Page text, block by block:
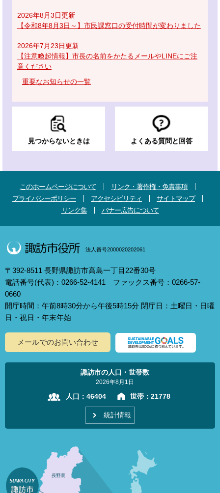
2026年8月3日更新
【令和8年8月3日～】市民課窓口の受付時間が変わりました
2026年7月23日更新
【注意喚起情報】市長の名前をかたるメールやLINEにご注
意ください
重要なお知らせの一覧
見つからないときは よくある質問と回答
このホームページについて
リンク・著作権・免責事項
プライバシーポリシー
アクセシビリティ
サイトマップ
リンク集
バナー広告について
法人番号2000020202061
〒392-8511 長野県諏訪市高島一丁目22番30号
電話番号(代表)：0266-52-4141 ファックス番号：0266-57-
0660
開庁時間：午前8時30分から午後5時15分 閉庁日：土曜日・日曜
日・祝日・年末年始
メールでのお問い合わせ
諏訪市の人口・世帯数
2026年8月1日
人口： 46404 世帯： 21778
統計情報